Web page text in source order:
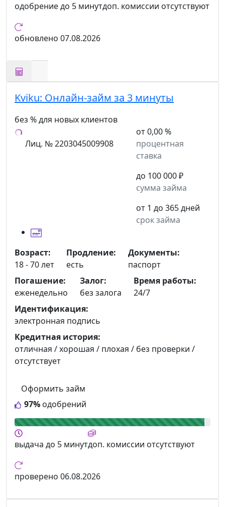
одобрениедо 5 минутдоп. комиссии отсутствуют
обновлено 07.08.2026
Kviku: Онлайн-займ за 3 минуты
без % для новых клиентов
Лиц. № 2203045009908
от 0,00 %
процентная
ставка
до 100 000 ₽
сумма займа
от 1 до 365 дней
срок займа
97% одобрений
Оформить займ
Возраст:
18 - 70 лет
Продление:
есть
Документы:
паспорт
Погашение:
еженедельно
Залог:
без залога
Время работы:
24/7
Идентификация:
электронная подпись
Кредитная история:
отличная / хорошая / плохая / без проверки /
отсутствует
выдача до 5 минутдоп. комиссии отсутствуют
проверено 06.08.2026